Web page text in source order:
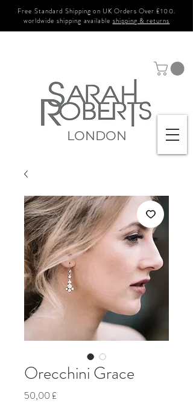
Free Standard Shipping on UK Orders Over £100.
worldwide shipping available shipping & returns
LONDON
Orecchini Grace
50,00 £Prezzo